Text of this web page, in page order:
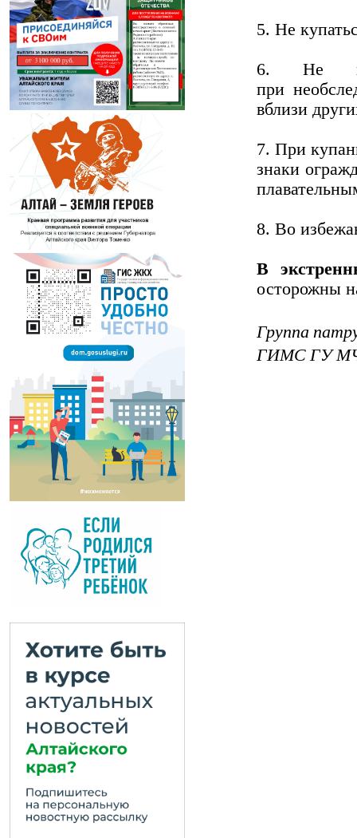
5. Не
6. Не
при
вблизи
7. При
знаки
8. Во
В
осторожны
Группа
ГИМС ГУ